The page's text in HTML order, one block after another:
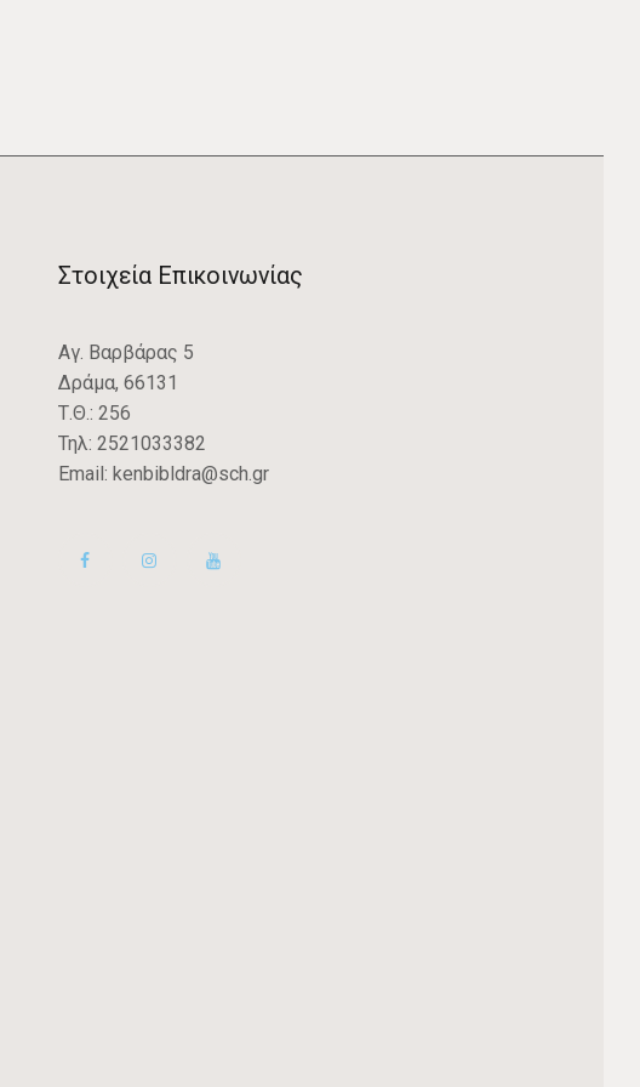
Στοιχεία Επικοινωνίας
Αγ. Βαρβάρας 5
Δράμα, 66131
Τ.Θ.: 256
Τηλ: 2521033382
Email: kenbibldra@sch.gr